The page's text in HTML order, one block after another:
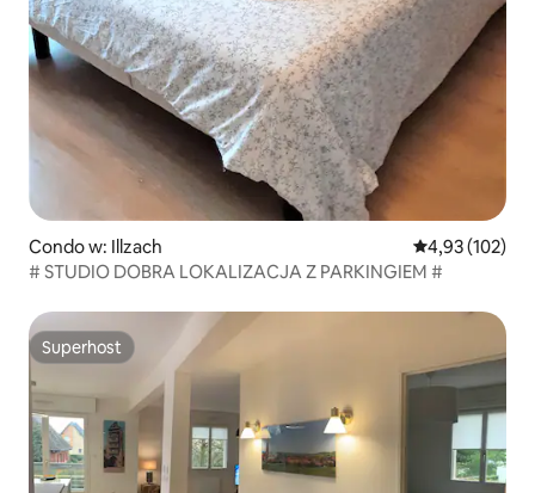
Condo w: Illzach Średnia
4,93 (102)
# STUDIO DOBRA LOKALIZACJA Z PARKINGIEM #
Superhost
Superhost